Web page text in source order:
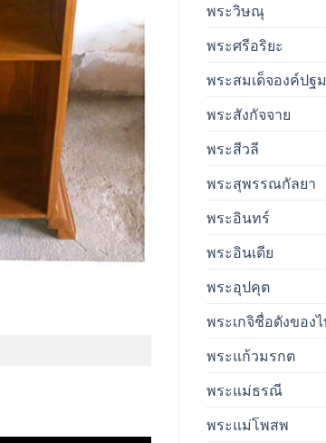
พระวิษณุ
พระศรีอริยะ
พระสมเด็จองค์ปฐม
พระสังกัจจาย
พระสีวลี
พระสุพรรณกัลยา
พระอินทร์
พระอินเดีย
พระอุปคุต
พระเกจิชื่อดังของ
พระแก้วมรกต
พระแม่ธรณี
พระแม่โพสพ